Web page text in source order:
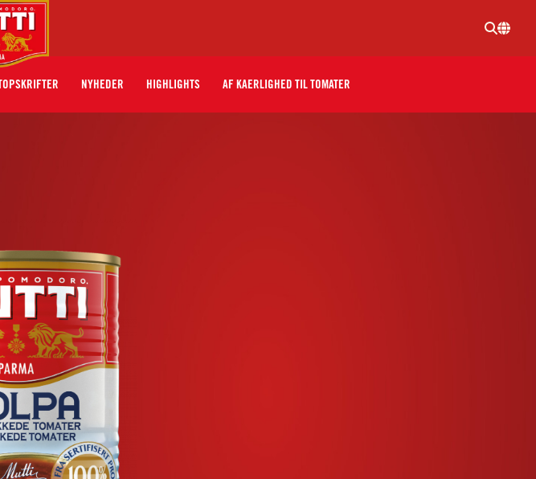
NYHEDER HIGHLIGHTS AF KAERLIGHED TIL TOMATER